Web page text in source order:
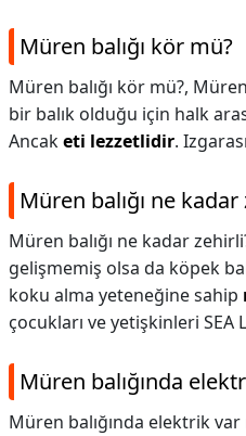
Müren balığı kör mü?
Müren balığı kör mü?,
bir balık olduğu için halk
Ancaketi lezzetlidir.
Müren balığı ne
Müren balığı ne kadar
gelişmemiş olsa da köpek
koku alma yeteneğine sahip
çocukları ve yetişkinleri SEA
Müren balığında
Müren balığında elektrik var